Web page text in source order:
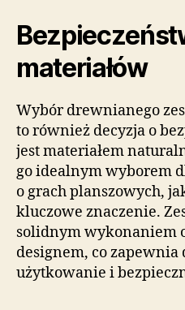
materiałów
Wybór drewnianego
to również decyzja o
jest materiałem
go idealnym wyborem
o grach planszowych,
kluczowe znaczenie.
solidnym wykonaniem
designem, co zapewnia
użytkowanie i